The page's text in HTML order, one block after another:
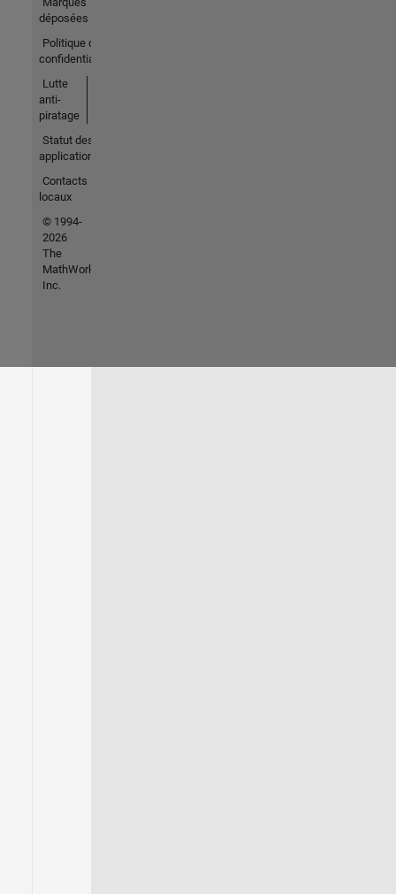
déposées
Politique de
confidentialité
Lutte
anti-
piratage
Statut des
applications
Contacts
locaux
© 1994-
2026
The
MathWorks,
Inc.